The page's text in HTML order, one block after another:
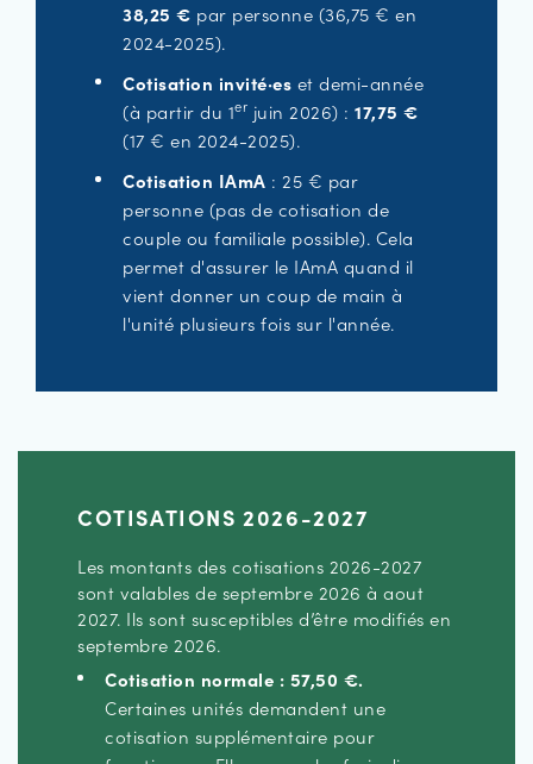
38,25 € par personne (36,75 € en
2024-2025).
Cotisation invité·es et demi-année
(à partir du 1er juin 2026) : 17,75 €
(17 € en 2024-2025).
Cotisation IAmA : 25 € par
personne (pas de cotisation de
couple ou familiale possible). Cela
permet d'assurer le IAmA quand il
vient donner un coup de main à
l'unité plusieurs fois sur l'année.
COTISATIONS 2026-2027
Les montants des cotisations 2026-2027
sont valables de septembre 2026 à aout
2027. Ils sont susceptibles d’être modifiés en
septembre 2026.
Cotisation normale : 57,50 €.
Certaines unités demandent une
cotisation supplémentaire pour